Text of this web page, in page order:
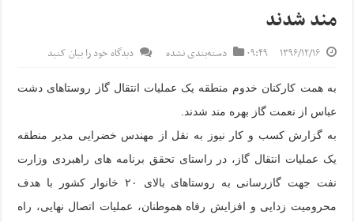
مند شدند
۱۳۹۶/۱۲/۱۶ ۰۹:۴۹ دسته‌بندی نشده دیدگاه خود را بیان کنید
به همت کارکنان خدوم منطقه یک عملیات انتقال گاز روستاهای دشت
عباس از نعمت گاز بهره مند شدند.
به گزارش کسب و کار نیوز به نقل از مهندس خضرایی مدیر منطقه
یک عملیات انتقال گاز، در راستای تحقق برنامه های راهبردی وزارت
نفت جهت گازرسانی به روستاهای بالای ۲۰ خانوار کشور با هدف
محرومیت زدایی و افزایش رفاه هموطنان، عملیات اتصال نهایی، راه